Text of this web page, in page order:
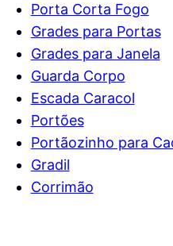
Porta Corta Fogo
Grades para Portas
Grades para Janela
Guarda Corpo
Escada Caracol
Portões
Portãozinho para
Gradil
Corrimão